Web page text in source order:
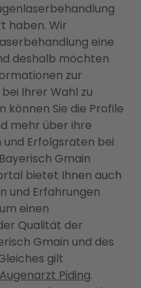
haben. Wir
eine
deshalb möchten
zur
Ihrer Wahl zu
können Sie die Profile
mehr über ihre
und Erfolgsraten bei
Gmain
bietet Ihnen auch
und Erfahrungen
einen
Qualität der
Gmain und des
gilt
Augenarzt Piding.